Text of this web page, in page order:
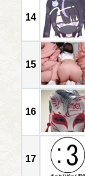
14
15
16
17